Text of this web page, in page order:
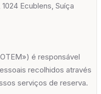
Ecublens, Suíça
é responsável
recolhidos através
serviços de reserva.